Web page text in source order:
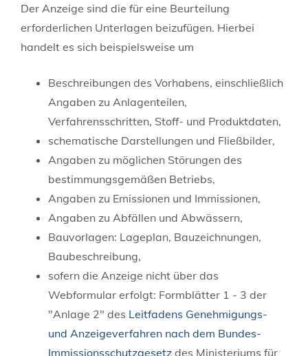
Der Anzeige sind die für eine Beurteilung
erforderlichen Unterlagen beizufügen. Hierbei
handelt es sich beispielsweise um
Beschreibungen des Vorhabens, einschließlich
Angaben zu Anlagenteilen,
Verfahrensschritten, Stoff- und Produktdaten,
schematische Darstellungen und Fließbilder,
Angaben zu möglichen Störungen des
bestimmungsgemäßen Betriebs,
Angaben zu Emissionen und Immissionen,
Angaben zu Abfällen und Abwässern,
Bauvorlagen: Lageplan, Bauzeichnungen,
Baubeschreibung,
sofern die Anzeige nicht über das
Webformular erfolgt: Formblätter 1 - 3 der
"Anlage 2" des Leitfadens Genehmigungs-
und Anzeigeverfahren nach dem Bundes-
Immissionsschutzgesetz des Ministeriums für